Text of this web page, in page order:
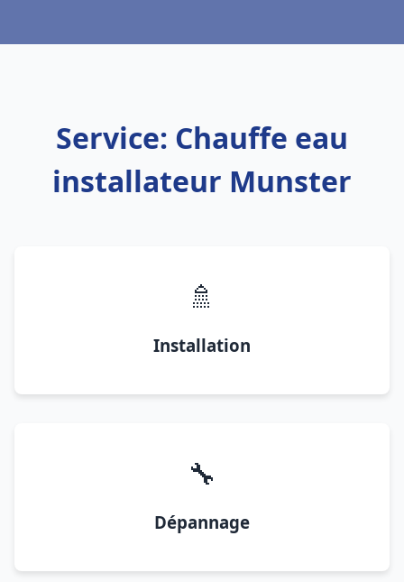
Service: Chauffe eau
installateur Munster
🚿
Installation
🔧
Dépannage